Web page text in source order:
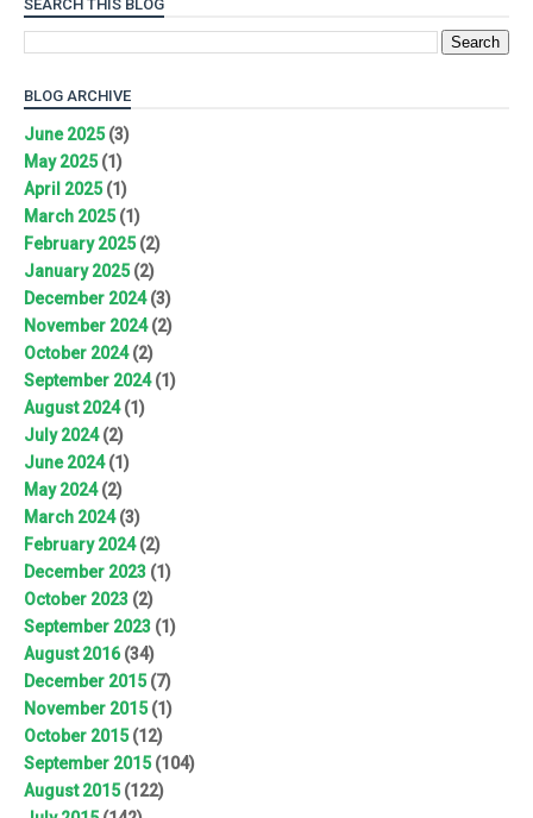
SEARCH THIS BLOG
BLOG ARCHIVE
June 2025(3)
May 2025(1)
April 2025(1)
March 2025(1)
February 2025(2)
January 2025(2)
December 2024(3)
November 2024(2)
October 2024(2)
September 2024(1)
August 2024(1)
July 2024(2)
June 2024(1)
May 2024(2)
March 2024(3)
February 2024(2)
December 2023 (1)
October 2023 (2)
September 2023 (1)
August 2016(34)
December 2015(7)
November 2015(1)
October 2015(12)
September 2015(104)
August 2015(122)